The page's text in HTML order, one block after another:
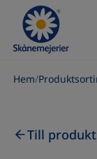
Skip to content
Hem/
Till